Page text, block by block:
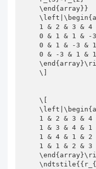
    \end{array}}
    \left|\begin{array}{cccc}
    0 & 1 & 1 & -3 \\
    0 & 1 & -3 & 1 \\
    0 & -3 & 1 & 1
    \end{array}\right|
    \]
    \[
    \left|\begin{array}{cccc}
    \end{array}\right|
    \ndtstile{{r_{4}-r_{3}}}{\substack{r_{3}